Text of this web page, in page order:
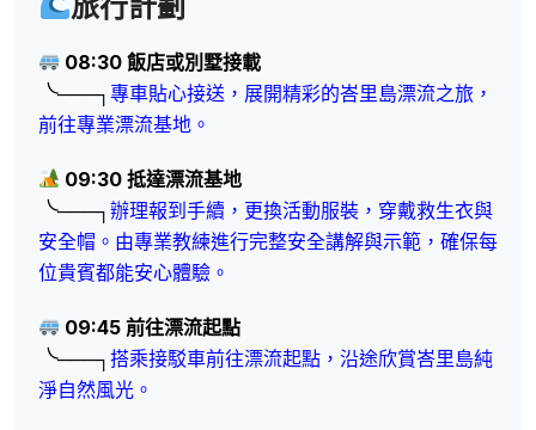
08:30 飯店或別墅接載
╰───┐ 專車貼心接送，展開精彩的峇里島漂流之旅，
前往專業漂流基地。
09:30 抵達漂流基地
╰───┐ 辦理報到手續，更換活動服裝，穿戴救生衣與
安全帽。由專業教練進行完整安全講解與示範，確保每
位貴賓都能安心體驗。
09:45 前往漂流起點
╰───┐ 搭乘接駁車前往漂流起點，沿途欣賞峇里島純
淨自然風光。